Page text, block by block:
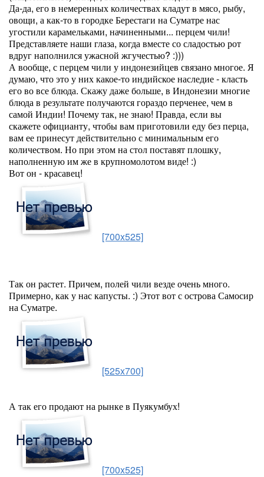
Да-да, его в немеренных количествах кладут в мясо, рыбу,
овощи, а как-то в городке Берестаги на Суматре нас
угостили карамельками, начиненными... перцем чили!
Представляете наши глаза, когда вместе со сладостью рот
вдруг наполнился ужасной жгучестью? :)))
А вообще, с перцем чили у индонезийцев связано многое. Я
думаю, что это у них какое-то индийское наследие - класть
его во все блюда. Скажу даже больше, в Индонезии многие
блюда в результате получаются гораздо перченее, чем в
самой Индии! Почему так, не знаю! Правда, если вы
скажете официанту, чтобы вам приготовили еду без перца,
вам ее принесут действительно с минимальным его
количеством. Но при этом на стол поставят плошку,
наполненную им же в крупномолотом виде! :)
Вот он - красавец!
[700x525]
Так он растет. Причем, полей чили везде очень много.
Примерно, как у нас капусты. :) Этот вот с острова Самосир
на Суматре.
[525x700]
А так его продают на рынке в Пуякумбух!
[700x525]